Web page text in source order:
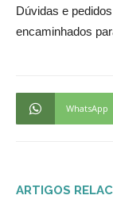
Dúvidas e
encaminhados
WhatsApp
ARTIGOS